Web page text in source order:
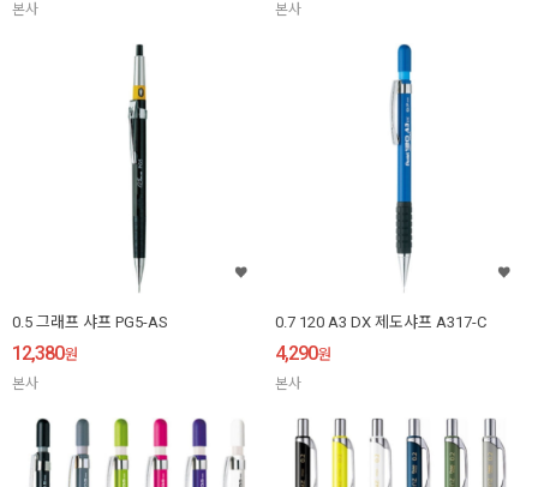
본사 본사
0.5 그래프 샤프 PG5-AS
12,380원
본사
0.7 120 A3 DX 제도샤프 A317-C
4,290원
본사